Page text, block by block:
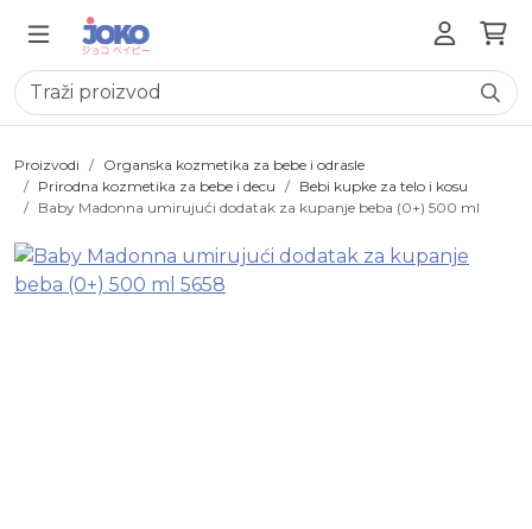
Proizvodi
Organska kozmetika za bebe i odrasle
Prirodna kozmetika za bebe i decu
Bebi kupke za telo i kosu
Baby Madonna umirujući dodatak za kupanje beba (0+) 500 ml